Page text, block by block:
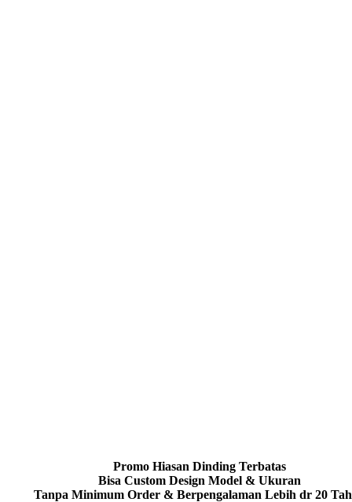
Promo Hiasan Dinding Terbatas
Bisa Custom Design Model & Ukuran
Tanpa Minimum Order & Berpengalaman Lebih dr 20